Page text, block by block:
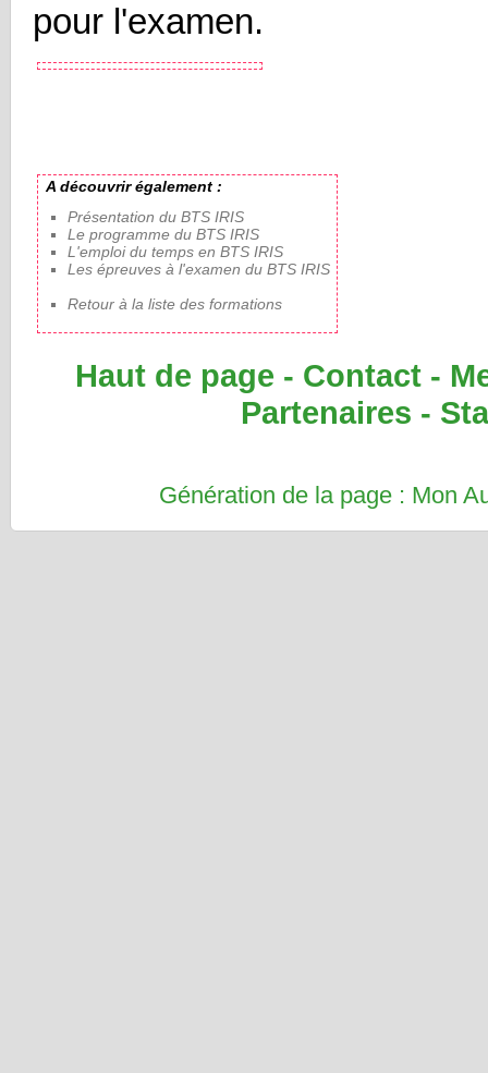
pour l'examen.
A découvrir également :
Présentation du BTS IRIS
Le programme du BTS IRIS
L'emploi du temps en BTS IRIS
Les épreuves à l'examen du BTS IRIS
Retour à la liste des formations
Haut de page - Contact -
Partenaires -
Génération de la page : Mon